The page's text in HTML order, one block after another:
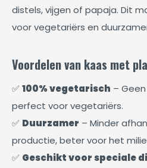
distels, vijgen of papaja. Dit
voor vegetariërs en
Voordelen van kaas met
✅100% vegetarisch –
perfect voor vegetariërs.
✅ Duurzamer – Minder
productie, beter voor het
✅ Geschikt voor speciale